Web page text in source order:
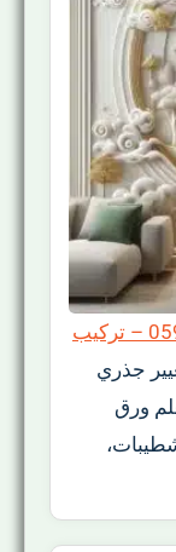
معلم ورق جدران الدمام 0592681975 – تركيب
جذري
ورق